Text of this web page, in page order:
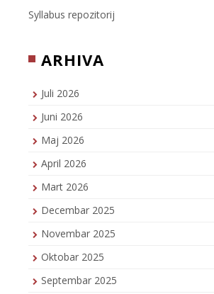
Syllabus repozitorij
ARHIVA
Juli 2026
Juni 2026
Maj 2026
April 2026
Mart 2026
Decembar 2025
Novembar 2025
Oktobar 2025
Septembar 2025